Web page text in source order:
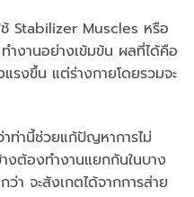
Stabilizer Muscles หรือ
ำงานอย่างเข้มข้น ผลที่ได้คือ
รงขึ้น แต่ร่างกายโดยรวมจะ
ท่านี้ช่วยแก้ปัญหาการไม่
งต้องทำงานแยกกันในบาง
า จะสังเกตได้จากการส่าย